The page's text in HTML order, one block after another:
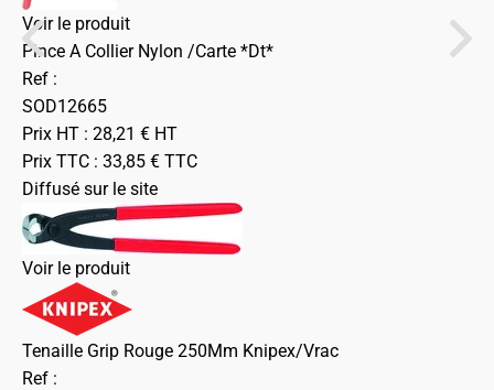
Voir le produit
Pince A Collier Nylon /Carte *Dt*
Ref :
SOD12665
Prix HT : 28,21 € HT
Prix TTC : 33,85 € TTC
Diffusé sur le site
Voir le produit
Tenaille Grip Rouge 250Mm Knipex/Vrac
Ref :